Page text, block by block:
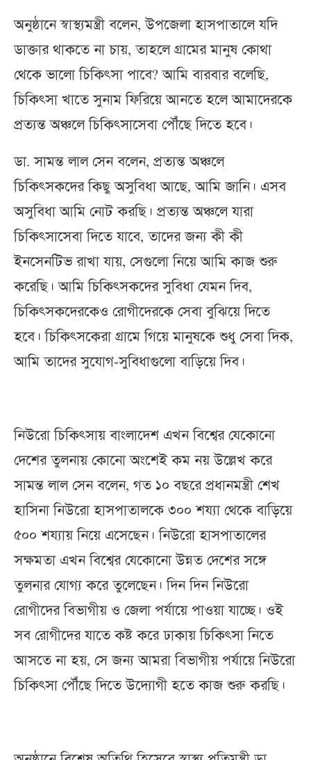
অনুষ্ঠানে স্বাস্থ্যমন্ত্রী বলেন, উপজেলা হাসপাতালে যদি
ডাক্তার থাকতে না চায়, তাহলে গ্রামের মানুষ কোথা
থেকে ভালো চিকিৎসা পাবে? আমি বারবার বলেছি,
চিকিৎসা খাতে সুনাম ফিরিয়ে আনতে হলে আমাদেরকে
প্রত্যন্ত অঞ্চলে চিকিৎসাসেবা পৌঁছে দিতে হবে।
ডা. সামন্ত লাল সেন বলেন, প্রত্যন্ত অঞ্চলে
চিকিৎসকদের কিছু অসুবিধা আছে, আমি জানি। এসব
অসুবিধা আমি নোট করছি। প্রত্যন্ত অঞ্চলে যারা
চিকিৎসাসেবা দিতে যাবে, তাদের জন্য কী কী
ইনসেনটিভ রাখা যায়, সেগুলো নিয়ে আমি কাজ শুরু
করেছি। আমি চিকিৎসকদের সুবিধা যেমন দিব,
চিকিৎসকদেরকেও রোগীদেরকে সেবা বুঝিয়ে দিতে
হবে। চিকিৎসকেরা গ্রামে গিয়ে মানুষকে শুধু সেবা দিক,
আমি তাদের সুযোগ-সুবিধাগুলো বাড়িয়ে দিব।
নিউরো চিকিৎসায় বাংলাদেশ এখন বিশ্বের যেকোনো
দেশের তুলনায় কোনো অংশেই কম নয় উল্লেখ করে
সামন্ত লাল সেন বলেন, গত ১০ বছরে প্রধানমন্ত্রী শেখ
হাসিনা নিউরো হাসপাতালকে ৩০০ শয্যা থেকে বাড়িয়ে
৫০০ শয্যায় নিয়ে এসেছেন। নিউরো হাসপাতালের
সক্ষমতা এখন বিশ্বের যেকোনো উন্নত দেশের সঙ্গে
তুলনার যোগ্য করে তুলেছেন। দিন দিন নিউরো
রোগীদের বিভাগীয় ও জেলা পর্যায়ে পাওয়া যাচ্ছে। ওই
সব রোগীদের যাতে কষ্ট করে ঢাকায় চিকিৎসা নিতে
আসতে না হয়, সে জন্য আমরা বিভাগীয় পর্যায়ে নিউরো
চিকিৎসা পৌঁছে দিতে উদ্যোগী হতে কাজ শুরু করছি।